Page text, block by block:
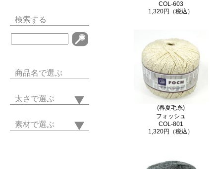
検索する
商品名で選ぶ
太さで選ぶ
素材で選ぶ
COL-603
1,320円（税込）
(春夏毛糸)
フォッシュ
COL-801
1,320円（税込）